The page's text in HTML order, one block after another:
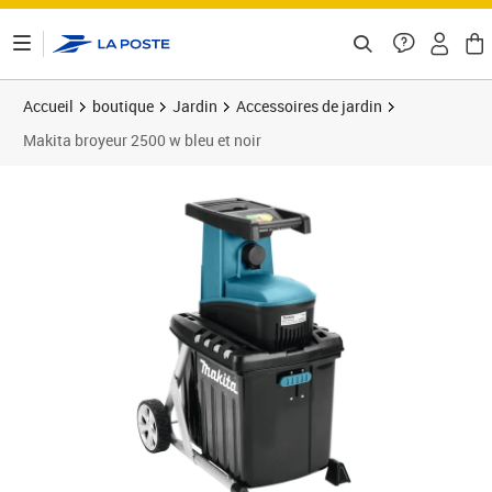
Accueil boutique Jardin
Accessoires de jardin
Makita broyeur 2500 w bleu et noir